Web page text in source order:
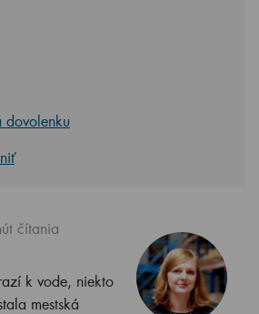
dovolenku
čítania
k vode, niekto
mestská